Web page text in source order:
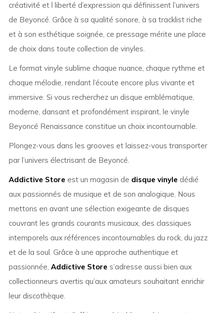
créativité et l liberté d’expression qui définissent l’univers
de Beyoncé. Grâce à sa qualité sonore, à sa tracklist riche
et à son esthétique soignée, ce pressage mérite une place
de choix dans toute collection de vinyles.
Le format vinyle sublime chaque nuance, chaque rythme et
chaque mélodie, rendant l’écoute encore plus vivante et
immersive. Si vous recherchez un disque emblématique,
moderne, dansant et profondément inspirant, le vinyle
Beyoncé Renaissance constitue un choix incontournable.
Plongez-vous dans les grooves et laissez-vous transporter
par l’univers électrisant de Beyoncé.
Addictive Store est un magasin de disque vinyle dédié
aux passionnés de musique et de son analogique. Nous
mettons en avant une sélection exigeante de disques
couvrant les grands courants musicaux, des classiques
intemporels aux références incontournables du rock, du jazz
et de la soul. Grâce à une approche authentique et
passionnée, Addictive Store s’adresse aussi bien aux
collectionneurs avertis qu’aux amateurs souhaitant enrichir
leur discothèque.